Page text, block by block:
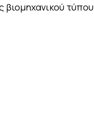
βιομηχανικού τύπου